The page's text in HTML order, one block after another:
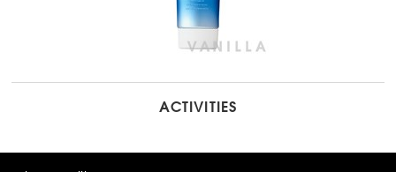
ACTIVITIES